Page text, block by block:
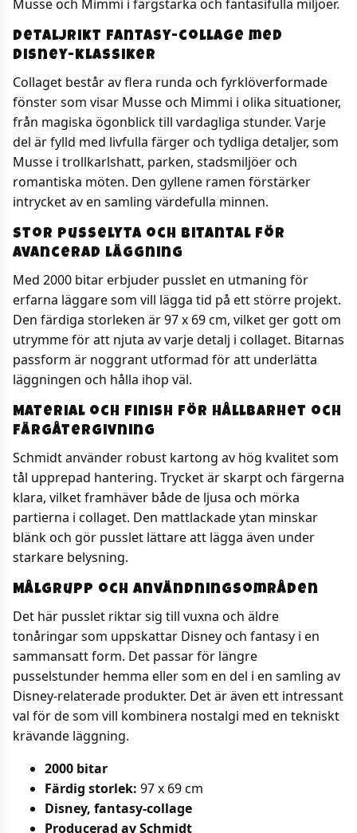
Musse och Mimmi i färgstarka och fantasifulla miljöer.
Detaljrikt fantasy-collage med
Disney-klassiker
Collaget består av flera runda och fyrklöverformade
fönster som visar Musse och Mimmi i olika situationer,
från magiska ögonblick till vardagliga stunder. Varje
del är fylld med livfulla färger och tydliga detaljer, som
Musse i trollkarlshatt, parken, stadsmiljöer och
romantiska möten. Den gyllene ramen förstärker
intrycket av en samling värdefulla minnen.
Stor pusselyta och bitantal för
avancerad läggning
Med 2000 bitar erbjuder pusslet en utmaning för
erfarna läggare som vill lägga tid på ett större projekt.
Den färdiga storleken är 97 x 69 cm, vilket ger gott om
utrymme för att njuta av varje detalj i collaget. Bitarnas
passform är noggrant utformad för att underlätta
läggningen och hålla ihop väl.
Material och finish för hållbarhet och
färgåtergivning
Schmidt använder robust kartong av hög kvalitet som
tål upprepad hantering. Trycket är skarpt och färgerna
klara, vilket framhäver både de ljusa och mörka
partierna i collaget. Den mattlackade ytan minskar
blänk och gör pusslet lättare att lägga även under
starkare belysning.
Målgrupp och användningsområden
Det här pusslet riktar sig till vuxna och äldre
tonåringar som uppskattar Disney och fantasy i en
sammansatt form. Det passar för längre
pusselstunder hemma eller som en del i en samling av
Disney-relaterade produkter. Det är även ett intressant
val för de som vill kombinera nostalgi med en tekniskt
krävande läggning.
2000 bitar
Färdig storlek: 97 x 69 cm
Disney, fantasy-collage
Producerad av Schmidt